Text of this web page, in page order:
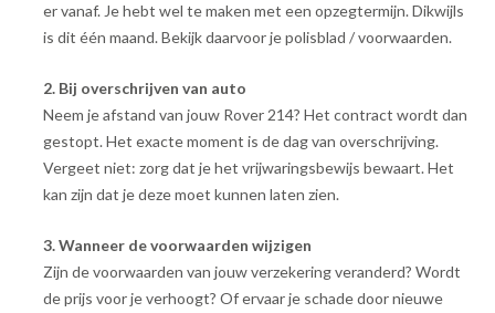
er vanaf. Je hebt wel te maken met een opzegtermijn. Dikwijls
is dit één maand. Bekijk daarvoor je polisblad / voorwaarden.
2. Bij overschrijven van auto
Neem je afstand van jouw Rover 214? Het contract wordt dan
gestopt. Het exacte moment is de dag van overschrijving.
Vergeet niet: zorg dat je het vrijwaringsbewijs bewaart. Het
kan zijn dat je deze moet kunnen laten zien.
3. Wanneer de voorwaarden wijzigen
Zijn de voorwaarden van jouw verzekering veranderd? Wordt
de prijs voor je verhoogt? Of ervaar je schade door nieuwe